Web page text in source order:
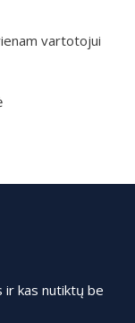
vartotojui
ir kas nutiktų be